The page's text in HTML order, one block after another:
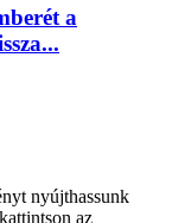
a
nyújthassunk
az